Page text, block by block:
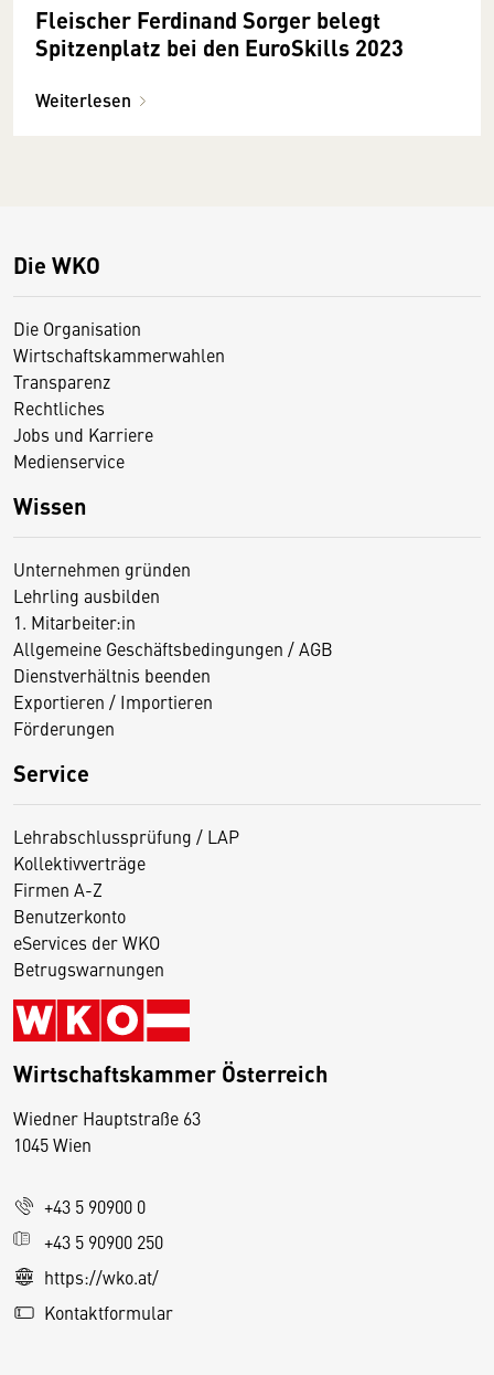
Fleischer Ferdinand Sorger belegt
Spitzenplatz bei den EuroSkills 2023
Weiterlesen
Die WKO
Die Organisation
Wirtschaftskammerwahlen
Transparenz
Rechtliches
Jobs und Karriere
Medienservice
Wissen
Unternehmen gründen
Lehrling ausbilden
1. Mitarbeiter:in
Allgemeine Geschäftsbedingungen / AGB
Dienstverhältnis beenden
Exportieren / Importieren
Förderungen
Service
Lehrabschlussprüfung / LAP
Kollektivverträge
Firmen A-Z
Benutzerkonto
eServices der WKO
Betrugswarnungen
Wirtschaftskammer Österreich
Wiedner Hauptstraße 63
1045 Wien
+43 5 90900 0
+43 5 90900 250
https://wko.at/
Kontaktformular
D
s
e
S
e